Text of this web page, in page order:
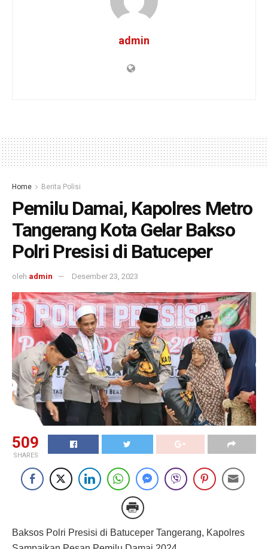
admin
Home Berita Polisi
Pemilu Damai, Kapolres Metro
Tangerang Kota Gelar Bakso
Polri Presisi di Batuceper
oleh admin Desember 23, 2023
509
SHARES
Baksos Polri Presisi di Batuceper Tangerang, Kapolres